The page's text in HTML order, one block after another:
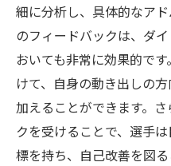
細に分析し、具体的なア
のフィードバックは、ダ
おいても非常に効果的で
けて、自身の動き出しの
加えることができます。
クを受けることで、選手
標を持ち、自己改善を図